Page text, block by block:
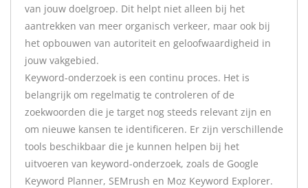
van jouw doelgroep. Dit helpt niet alleen bij het
aantrekken van meer organisch verkeer, maar ook bij
het opbouwen van autoriteit en geloofwaardigheid in
jouw vakgebied.
Keyword-onderzoek is een continu proces. Het is
belangrijk om regelmatig te controleren of de
zoekwoorden die je target nog steeds relevant zijn en
om nieuwe kansen te identificeren. Er zijn verschillende
tools beschikbaar die je kunnen helpen bij het
uitvoeren van keyword-onderzoek, zoals de Google
Keyword Planner, SEMrush en Moz Keyword Explorer.